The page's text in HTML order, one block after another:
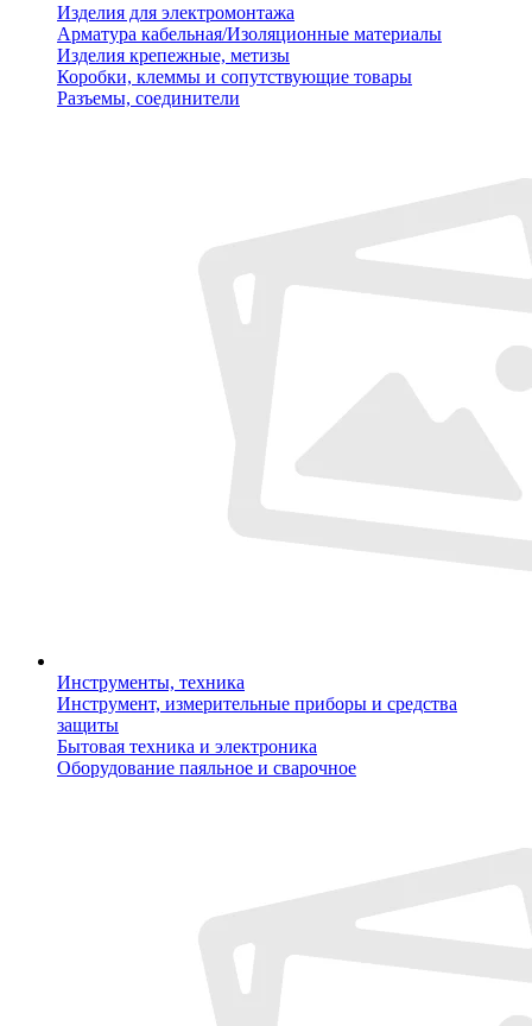
Изделия для электромонтажа
Арматура кабельная/Изоляционные материалы
Изделия крепежные, метизы
Коробки, клеммы и сопутствующие товары
Разъемы, соединители
Инструменты, техника
Инструмент, измерительные приборы и средства
защиты
Бытовая техника и электроника
Оборудование паяльное и сварочное